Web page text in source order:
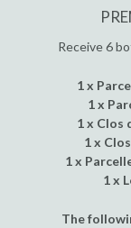
Receive 6
1 x
1 x
1 x Clos
1 x
1 x
1 x
The